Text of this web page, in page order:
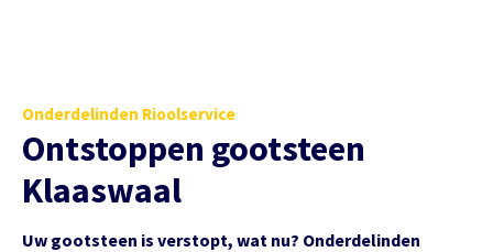
Onderdelinden Rioolservice
Ontstoppen gootsteen
Klaaswaal
Uw gootsteen is verstopt, wat nu? Onderdelinden